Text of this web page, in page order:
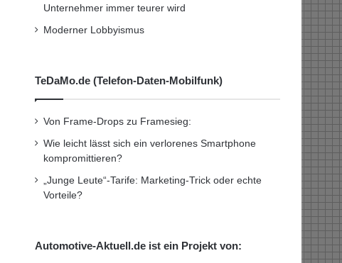
Unternehmer immer teurer wird
Moderner Lobbyismus
TeDaMo.de (Telefon-Daten-Mobilfunk)
Von Frame-Drops zu Framesieg:
Wie leicht lässt sich ein verlorenes Smartphone
kompromittieren?
„Junge Leute“-Tarife: Marketing-Trick oder echte
Vorteile?
Automotive-Aktuell.de ist ein Projekt von: